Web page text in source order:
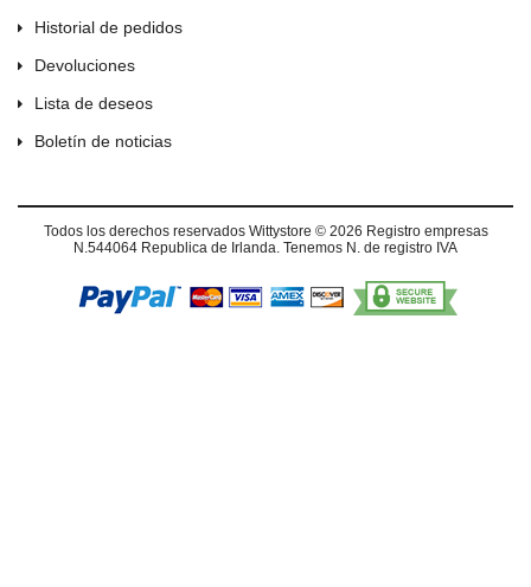
Historial de pedidos
Devoluciones
Lista de deseos
Boletín de noticias
Todos los derechos reservados Wittystore © 2026 Registro empresas
N.544064 Republica de Irlanda. Tenemos N. de registro IVA